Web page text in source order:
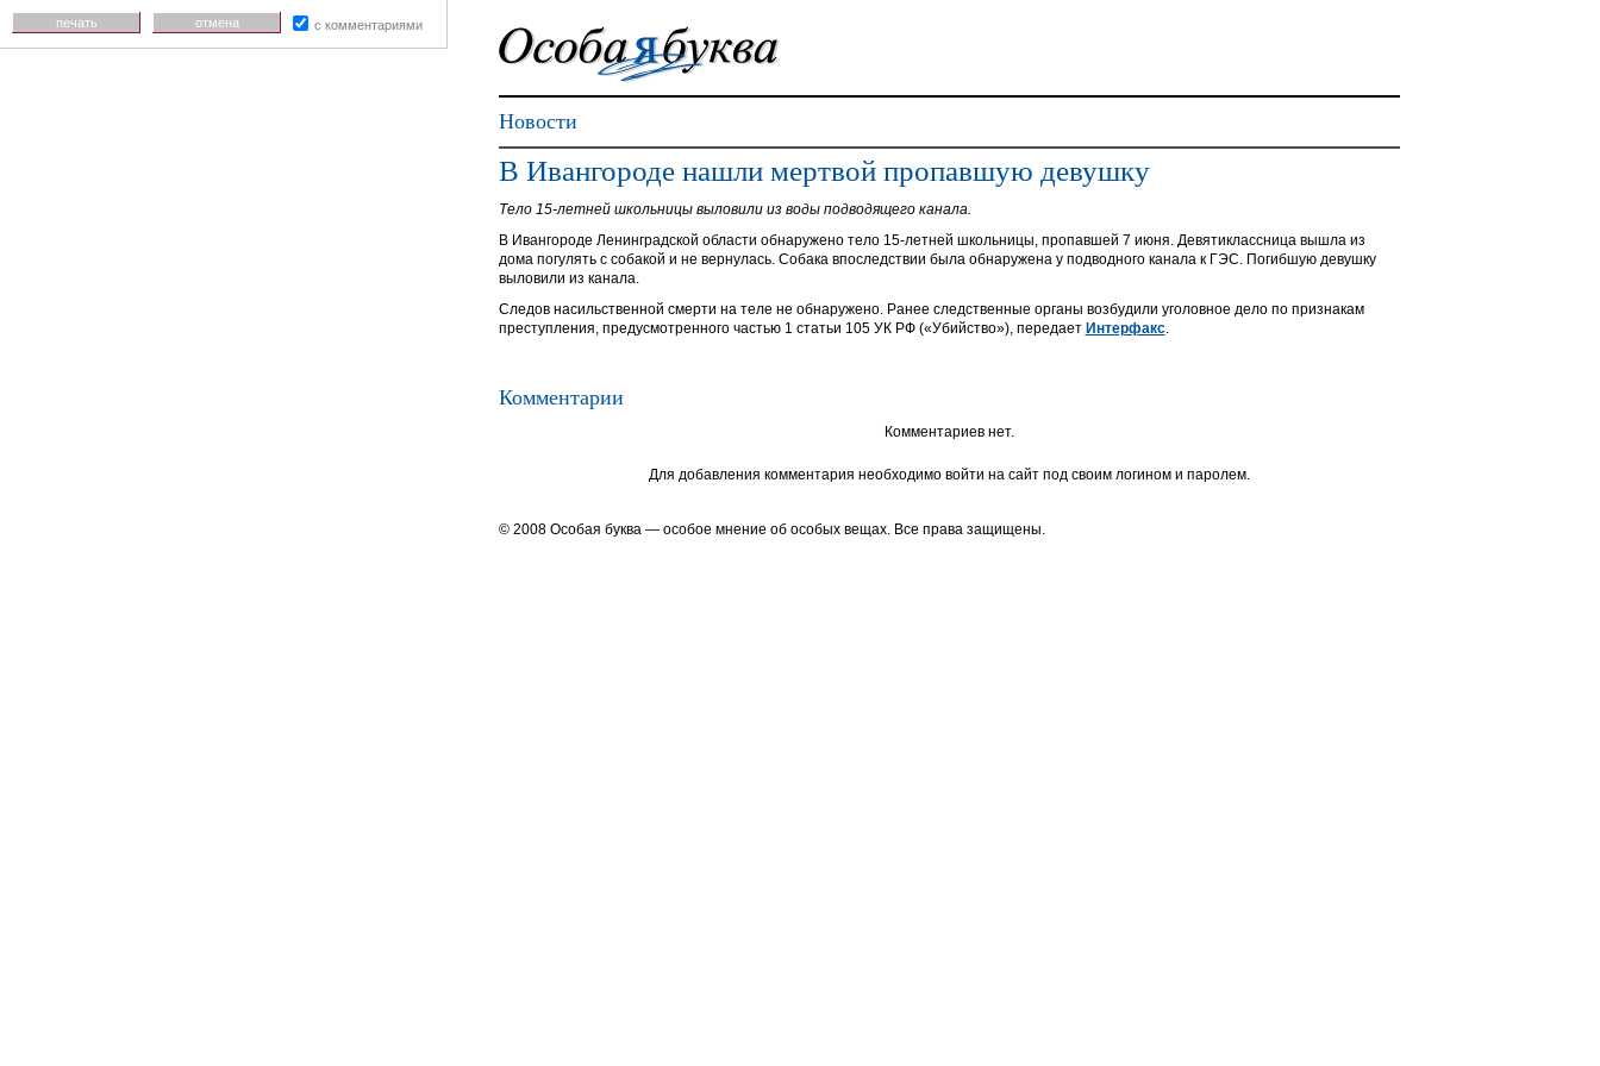
Новости
В Ивангороде нашли мертвой пропавшую девушку
Тело 15-летней школьницы выловили из воды подводящего канала.
В Ивангороде Ленинградской области обнаружено тело 15-летней школьницы, пропавшей 7 июня. Девятиклассница вышла из
дома погулять с собакой и не вернулась. Собака впоследствии была обнаружена у подводного канала к ГЭС. Погибшую девушку
выловили из канала.
Следов насильственной смерти на теле не обнаружено. Ранее следственные органы возбудили уголовное дело по признакам
преступления, предусмотренного частью 1 статьи 105 УК РФ («Убийство»), передает Интерфакс.
Комментарии
Комментариев нет.
Для добавления комментария необходимо войти на сайт под своим логином и паролем.
© 2008 Особая буква — особое мнение об особых вещах. Все права защищены.
печать отмена с комментариями